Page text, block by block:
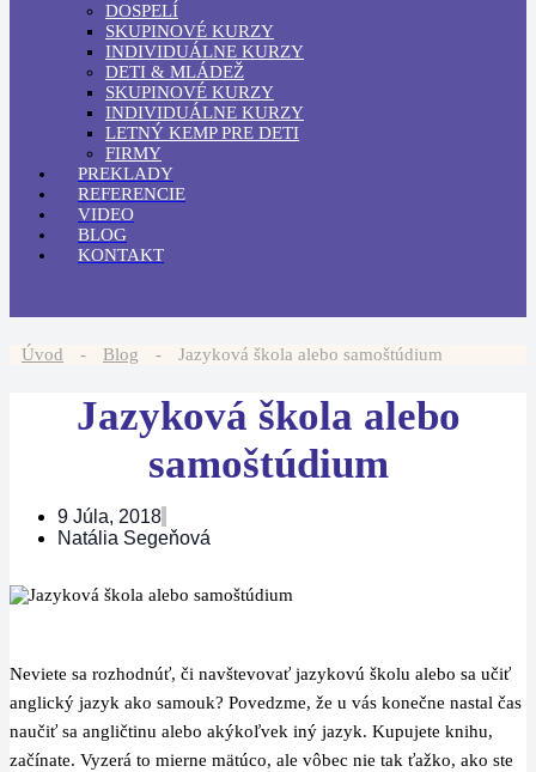
DOSPELÍ
SKUPINOVÉ KURZY
INDIVIDUÁLNE KURZY
DETI & MLÁDEŽ
SKUPINOVÉ KURZY
INDIVIDUÁLNE KURZY
LETNÝ KEMP PRE DETI
FIRMY
PREKLADY
REFERENCIE
VIDEO
BLOG
KONTAKT
Úvod - Blog - Jazyková škola alebo samoštúdium
Jazyková škola alebo
samoštúdium
9 Júla, 2018
Natália Segeňová
Neviete sa rozhodnúť, či navštevovať jazykovú školu alebo sa učiť
anglický jazyk ako samouk? Povedzme, že u vás konečne nastal čas
naučiť sa angličtinu alebo akýkoľvek iný jazyk. Kupujete knihu,
začínate. Vyzerá to mierne mätúco, ale vôbec nie tak ťažko, ako ste